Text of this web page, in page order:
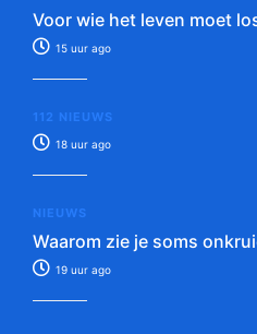
Voor wie het leven moet
15 uur ago
112 NIEUWS
18 uur ago
NIEUWS
Waarom zie je soms
19 uur ago